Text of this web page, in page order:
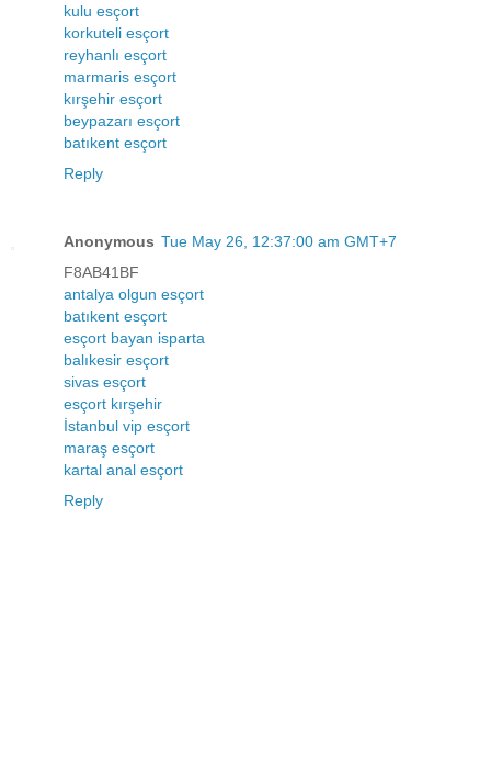
kulu esçort
korkuteli esçort
reyhanlı esçort
marmaris esçort
kırşehir esçort
beypazarı esçort
batıkent esçort
Reply
Anonymous Tue May 26, 12:37:00 am GMT+7
F8AB41BF
antalya olgun esçort
batıkent esçort
esçort bayan isparta
balıkesir esçort
sivas esçort
esçort kırşehir
İstanbul vip esçort
maraş esçort
kartal anal esçort
Reply